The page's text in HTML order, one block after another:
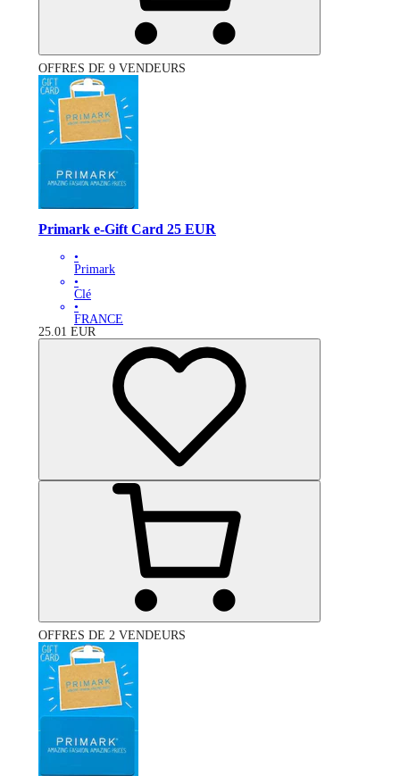
OFFRES DE 9 VENDEURS
Primark e-Gift Card 25 EUR
•
Primark
•
Clé
•
FRANCE
25.01 EUR
OFFRES DE 2 VENDEURS